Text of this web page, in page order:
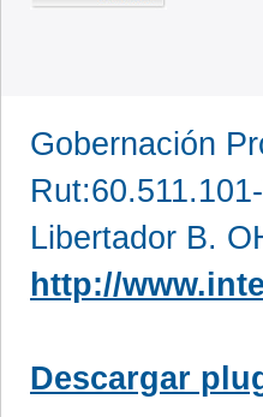
Gobernación
Libertador B.
http://
Descargar